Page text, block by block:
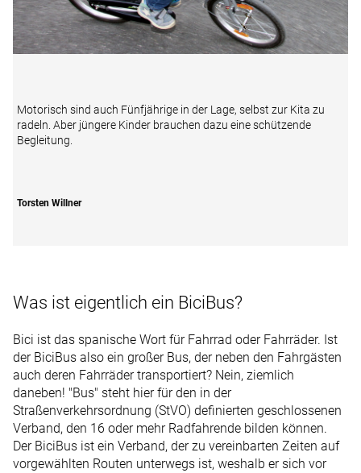
Motorisch sind auch Fünfjährige in der Lage, selbst zur Kita zu
radeln. Aber jüngere Kinder brauchen dazu eine schützende
Begleitung.
Torsten Willner
Was ist eigentlich ein BiciBus?
Bici ist das spanische Wort für Fahrrad oder Fahrräder. Ist
der BiciBus also ein großer Bus, der neben den Fahrgästen
auch deren Fahrräder transportiert? Nein, ziemlich
daneben! "Bus" steht hier für den in der
Straßenverkehrsordnung (StVO) definierten geschlossenen
Verband, den 16 oder mehr Radfahrende bilden können.
Der BiciBus ist ein Verband, der zu vereinbarten Zeiten auf
vorgewählten Routen unterwegs ist, weshalb er sich vor